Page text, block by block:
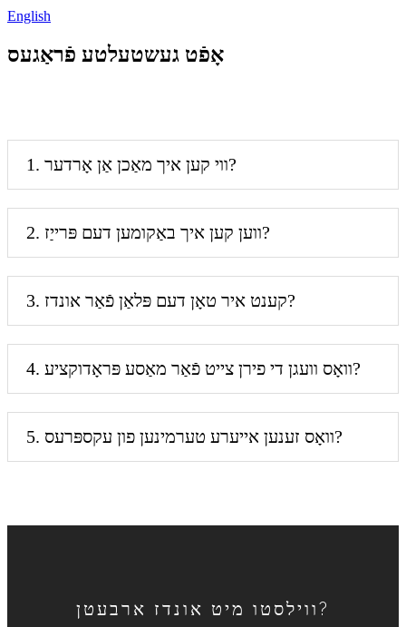
English
אָפֿט געשטעלטע פֿראַגעס
1. ווי קען איך מאַכן אַן אָרדער?
2. ווען קען איך באַקומען דעם פּרייַז?
3. קענט איר טאָן דעם פּלאַן פֿאַר אונדז?
4. וואָס וועגן די פירן צייט פֿאַר מאַסע פּראָדוקציע?
5. וואָס זענען אייערע טערמינען פון עקספּרעס?
ווילסטו מיט אונדז ארבעטן?